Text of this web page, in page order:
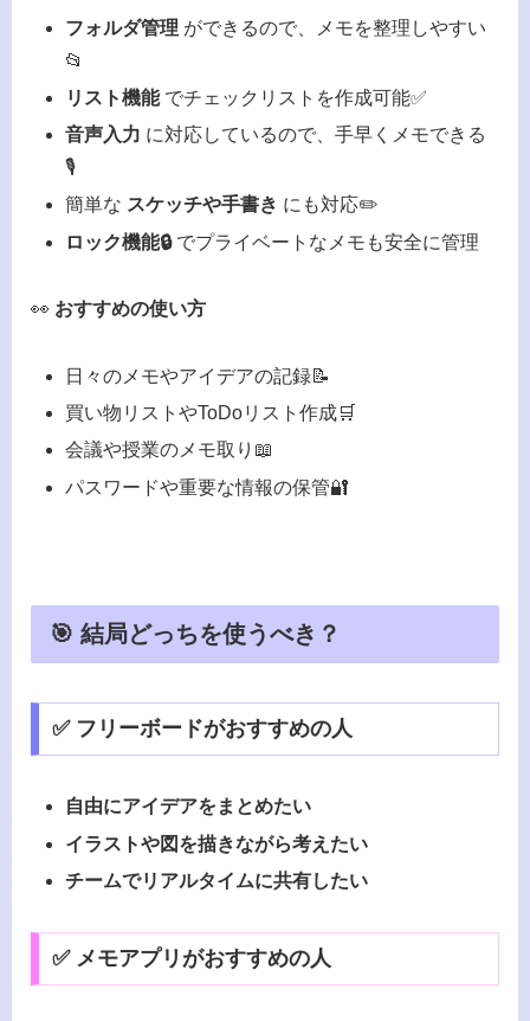
フォルダ管理 ができるので、メモを整理しやすい
📂
リスト機能でチェックリストを作成可能✅
音声入力 に対応しているので、手早くメモできる
🎙️
簡単な スケッチや手書き にも対応✏️
ロック機能🔒でプライベートなメモも安全に管理
👀 おすすめの使い方
日々のメモやアイデアの記録📝
買い物リストやToDoリスト作成🛒
会議や授業のメモ取り📖
パスワードや重要な情報の保管🔐
🎯 結局どっちを使うべき？
✅ フリーボードがおすすめの人
自由にアイデアをまとめたい
イラストや図を描きながら考えたい
チームでリアルタイムに共有したい
✅ メモアプリがおすすめの人